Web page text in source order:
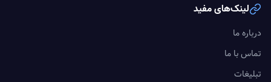
لینک‌های مفید
درباره ما
تماس با ما
تبلیغات